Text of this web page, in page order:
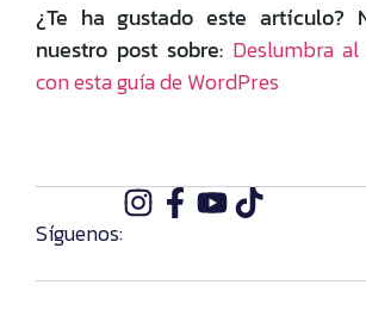
¿Te ha gustado este artículo?
nuestro post sobre: Deslumbra
con esta guía de WordPres
Síguenos: